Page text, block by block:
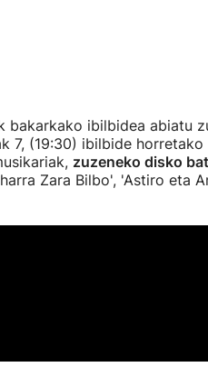
bakarkako ibilbidea abiatu
7, (19:30) ibilbide horretako
zuzeneko disko bat
Zara Bilbo', 'Astiro eta